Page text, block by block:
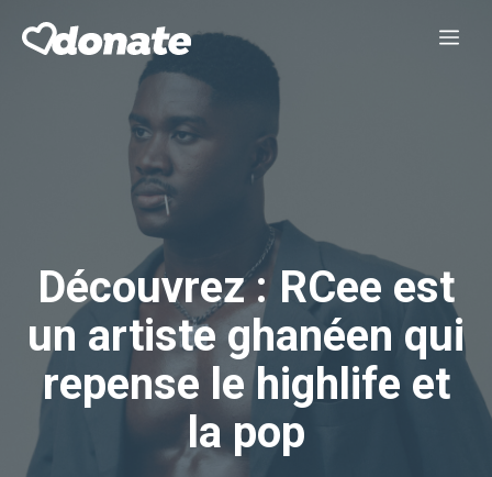
Découvrez : RCee est
un artiste ghanéen qui
repense le highlife et
la pop